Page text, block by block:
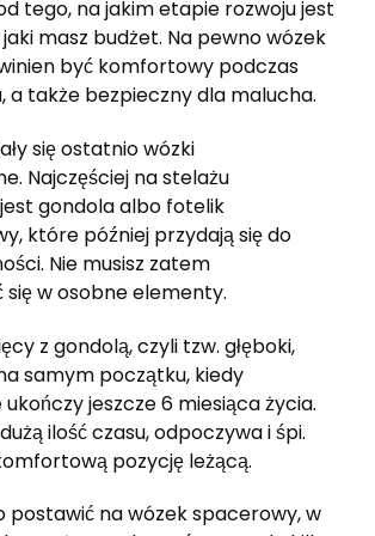
tego, na jakim etapie rozwoju jest
masz budżet. Na pewno wózek
być komfortowy podczas
a także bezpieczny dla malucha.
się ostatnio wózki
Najczęściej na stelażu
gondola albo fotelik
które później przydają się do
Nie musisz zatem
w osobne elementy.
z gondolą, czyli tzw. głęboki,
samym początku, kiedy
jeszcze 6 miesiąca życia.
ilość czasu, odpoczywa i śpi.
pozycję leżącą.
postawić na wózek spacerowy, w